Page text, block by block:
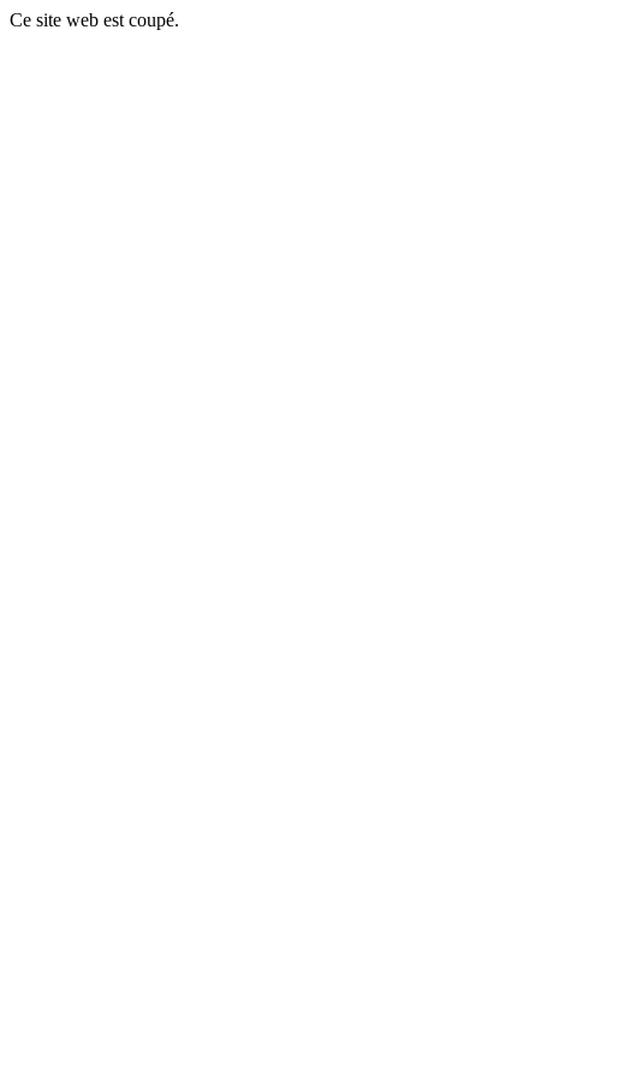
Ce site web est coupé.